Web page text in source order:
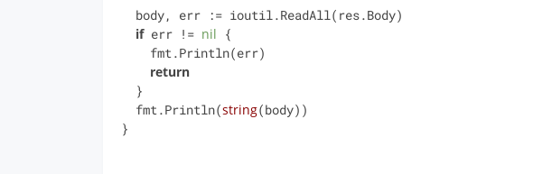
if err != nil {
return
  fmt.Println(
string(body))
}